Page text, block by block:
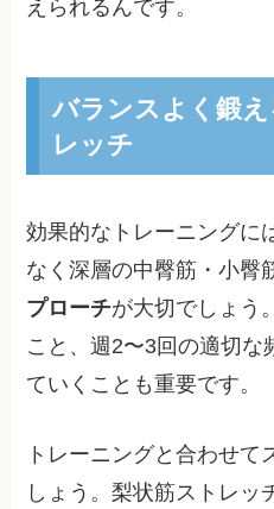
えられるんです。
バランスよく鍛
レッチ
効果的なトレーニングに
なく深層の中臀筋・小臀
プローチが大切でしょう
こと、週2〜3回の適切な
ていくことも重要です。
トレーニングと合わせて
しょう。梨状筋ストレッ